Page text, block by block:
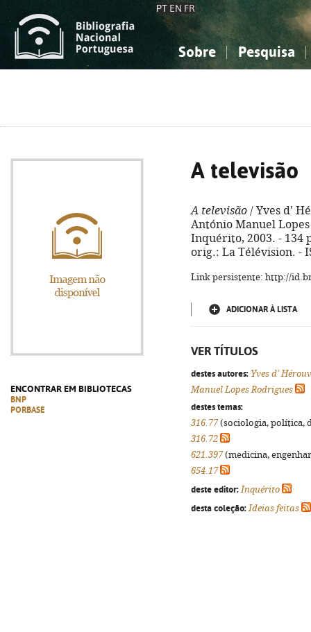
PT EN FR
Sobre Pesquisa
ENCONTRAR EM BIBLIOTECAS
BNP
PORBASE
A televisão
A televisão / Yves d'
António Manuel
Inquérito, 2003. - 134
orig.: La Télévision. -
Link persistente: http://
ADICIONAR À LISTA
VER TÍTULOS
destes autores: Yves d'
Manuel Lopes Rodrigues
destes temas:
316.77(sociologia, política,
316.72
621.397(medicina,
654.17
deste editor: Inquérito
desta coleção: Ideias feitas